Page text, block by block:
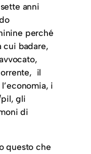
anni
perché
cui badare,
il
i
gli
di
questo che